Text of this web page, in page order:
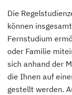
Die
können
Fernstudium
oder Familie
sich anhand der
die Ihnen auf
gestellt werden.